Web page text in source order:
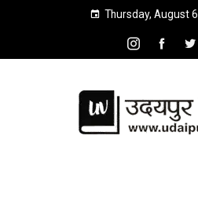
Thursday, August 6